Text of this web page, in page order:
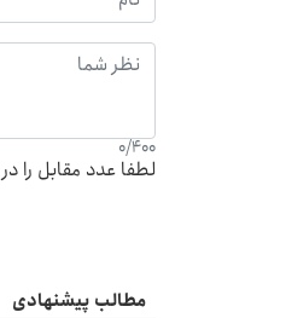
0/400
لطفا عدد مقابل را
مطالب پیشنهادی